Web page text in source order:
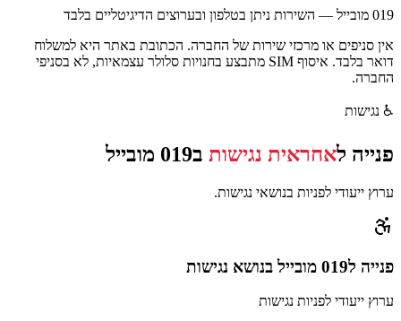
019 מובייל — השירות ניתן בטלפון ובערוצים הדיגיטליים בלבד
אין סניפים או מרכזי שירות של החברה. הכתובת באתר היא למשלוח
דואר בלבד. איסוף SIM מתבצע בחנויות סלולר עצמאיות, לא בסניפי
החברה.
♿ נגישות
פנייה לאחראית נגישות ב019 מובייל
ערוץ ייעודי לפניות בנושאי נגישות.
פנייה ל019 מובייל בנושא נגישות
ערוץ ייעודי לפניות נגישות